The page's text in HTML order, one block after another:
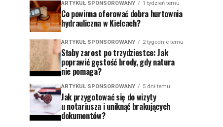
ARTYKUŁ SPONSOROWANY 1 tydzień temu
Co powinna oferować dobra hurtownia
hydrauliczna w Kielcach?
ARTYKUŁ SPONSOROWANY 2 tygodnie temu
Słaby zarost po trzydziestce: Jak
poprawić gęstość brody, gdy natura
nie pomaga?
ARTYKUŁ SPONSOROWANY 5 dni temu
Jak przygotować się do wizyty
u notariusza i uniknąć brakujących
dokumentów?